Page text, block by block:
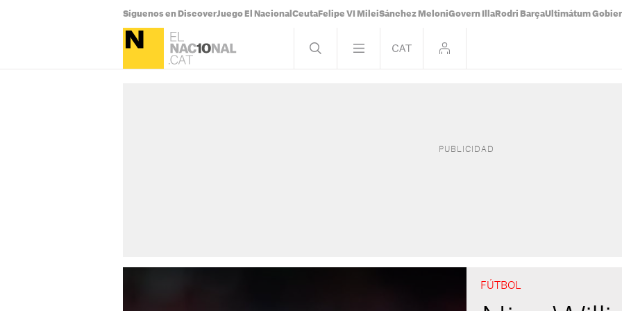
Síguenos en DiscoverJuego El Nacional Ceuta Felipe VI MileiSánchez MeloniGovern Illa Rodri BarçaUltimátum
FÚTBOL